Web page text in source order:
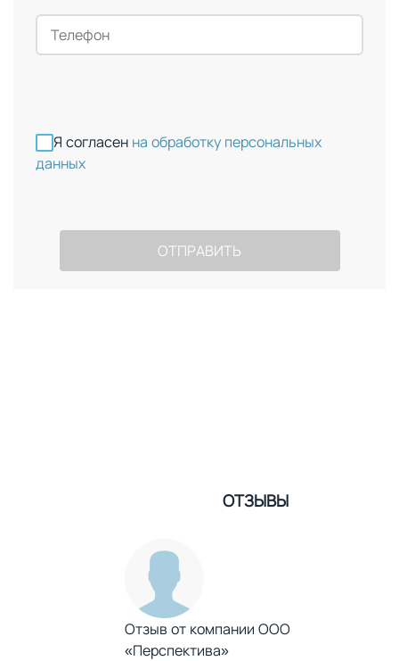
Я согласен на обработку персональных
данных
ОТЗЫВЫ
Отзыв от компании ООО
«Перспектива»